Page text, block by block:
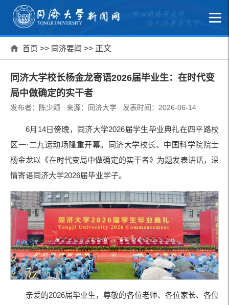
首页 >> 同济要闻 >> 正文
同济大学校长杨金龙寄语2026届毕业生：在时代变
局中做确定的实干者
发布者：陈少颖 来源：同济大学 发表时间：2026-06-14
6月14日傍晚，同济大学2026届学生毕业典礼在四平路校
区一·二九运动场隆重开幕。同济大学校长、中国科学院院士
杨金龙以《在时代变局中做确定的实干者》为题发表讲话，深
情寄语同济大学2026届毕业学子。
亲爱的2026届毕业生，尊敬的各位老师、各位家长、各位